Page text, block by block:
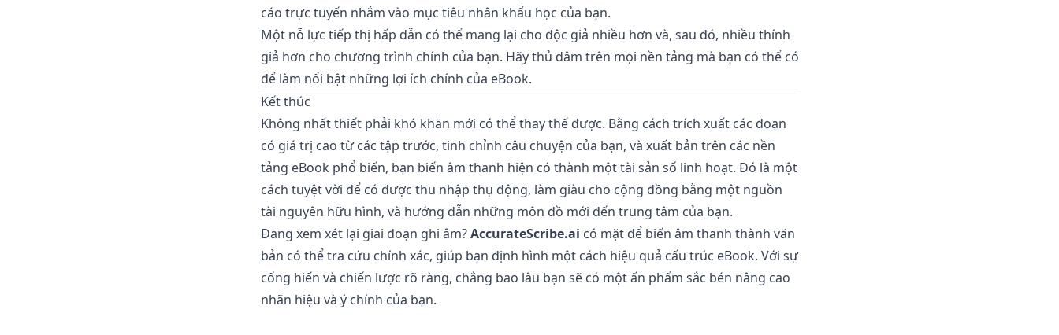
cáo trực tuyến nhắm vào mục tiêu nhân khẩu học của bạn.
Một nỗ lực tiếp thị hấp dẫn có thể mang lại cho độc giả nhiều hơn và, sau đó, nhiều thính
giả hơn cho chương trình chính của bạn. Hãy thủ dâm trên mọi nền tảng mà bạn có thể có
để làm nổi bật những lợi ích chính của eBook.
Kết thúc
Không nhất thiết phải khó khăn mới có thể thay thế được. Bằng cách trích xuất các đoạn
có giá trị cao từ các tập trước, tinh chỉnh câu chuyện của bạn, và xuất bản trên các nền
tảng eBook phổ biến, bạn biến âm thanh hiện có thành một tài sản số linh hoạt. Đó là một
cách tuyệt vời để có được thu nhập thụ động, làm giàu cho cộng đồng bằng một nguồn
tài nguyên hữu hình, và hướng dẫn những môn đồ mới đến trung tâm của bạn.
Đang xem xét lại giai đoạn ghi âm?AccurateScribe.ai có mặt để biến âm thanh thành văn
bản có thể tra cứu chính xác, giúp bạn định hình một cách hiệu quả cấu trúc eBook. Với sự
cống hiến và chiến lược rõ ràng, chẳng bao lâu bạn sẽ có một ấn phẩm sắc bén nâng cao
nhãn hiệu và ý chính của bạn.